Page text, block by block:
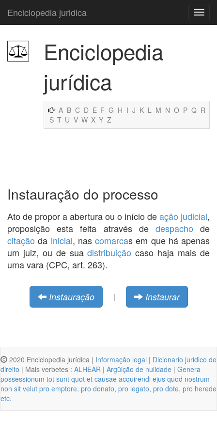
Enciclopedia juridica
Enciclopedia
jurídica
A B C D E F G H I J K L M N O P Q R
S T U V W X Y Z
Instauração do processo
Ato de propor a abertura ou o início deação judicial,
proposição esta feita através de despacho de
citação da inicial, nas comarcas em que há apenas
um juiz, ou de suadistribuição caso haja mais de
uma vara (CPC, art. 263).
Instauração | Instaurar
2020 Enciclopedia jurídica | Informação legal | Dicionario juridico de
direito | Mais verbetes : ALHEAR | Argüição de nulidade | Genera
possessionum tot sunt quot et causae acquirendi ejus quod nostrum
non sit velut pro emptore, pro donato, pro legato, pro dote, pro herede
etc.